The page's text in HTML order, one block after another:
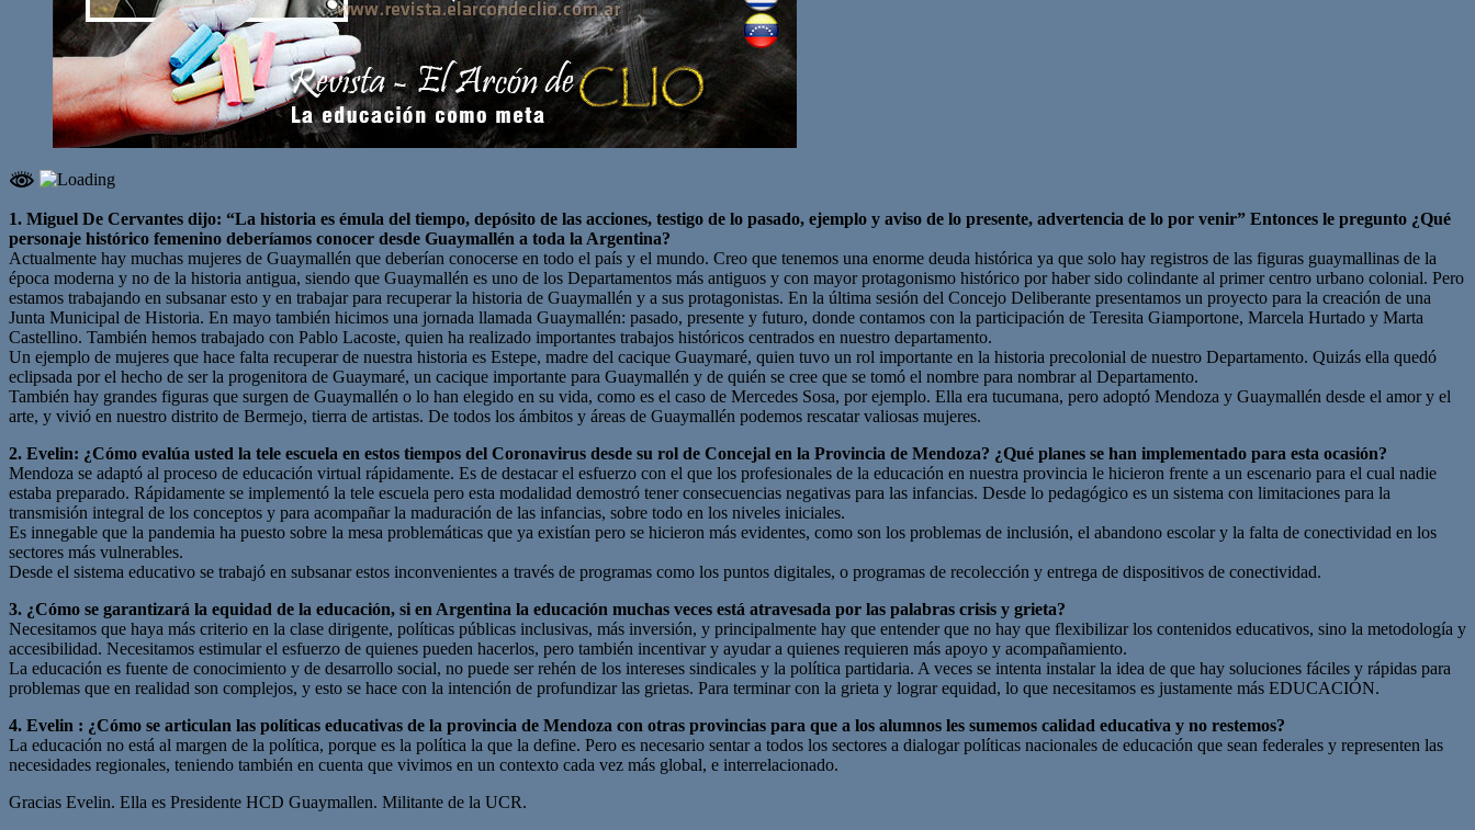
1. Miguel De Cervantes dijo: “La historia es émula del tiempo, depósito de las acciones, testigo de lo pasado, ejemplo y aviso de lo presente, advertencia de lo por venir” Entonces le pregunto ¿Qué
personaje histórico femenino deberíamos conocer desde Guaymallén a toda la Argentina?
Actualmente hay muchas mujeres de Guaymallén que deberían conocerse en todo el país y el mundo. Creo que tenemos una enorme deuda histórica ya que solo hay registros de las figuras guaymallinas de la
época moderna y no de la historia antigua, siendo que Guaymallén es uno de los Departamentos más antiguos y con mayor protagonismo histórico por haber sido colindante al primer centro urbano colonial. Pero
estamos trabajando en subsanar esto y en trabajar para recuperar la historia de Guaymallén y a sus protagonistas. En la última sesión del Concejo Deliberante presentamos un proyecto para la creación de una
Junta Municipal de Historia. En mayo también hicimos una jornada llamada Guaymallén: pasado, presente y futuro, donde contamos con la participación de Teresita Giamportone, Marcela Hurtado y Marta
Castellino. También hemos trabajado con Pablo Lacoste, quien ha realizado importantes trabajos históricos centrados en nuestro departamento.
Un ejemplo de mujeres que hace falta recuperar de nuestra historia es Estepe, madre del cacique Guaymaré, quien tuvo un rol importante en la historia precolonial de nuestro Departamento. Quizás ella quedó
eclipsada por el hecho de ser la progenitora de Guaymaré, un cacique importante para Guaymallén y de quién se cree que se tomó el nombre para nombrar al Departamento.
También hay grandes figuras que surgen de Guaymallén o lo han elegido en su vida, como es el caso de Mercedes Sosa, por ejemplo. Ella era tucumana, pero adoptó Mendoza y Guaymallén desde el amor y el
arte, y vivió en nuestro distrito de Bermejo, tierra de artistas. De todos los ámbitos y áreas de Guaymallén podemos rescatar valiosas mujeres.
2. Evelin: ¿Cómo evalúa usted la tele escuela en estos tiempos del Coronavirus desde su rol de Concejal en la Provincia de Mendoza? ¿Qué planes se han implementado para esta ocasión?
Mendoza se adaptó al proceso de educación virtual rápidamente. Es de destacar el esfuerzo con el que los profesionales de la educación en nuestra provincia le hicieron frente a un escenario para el cual nadie
estaba preparado. Rápidamente se implementó la tele escuela pero esta modalidad demostró tener consecuencias negativas para las infancias. Desde lo pedagógico es un sistema con limitaciones para la
transmisión integral de los conceptos y para acompañar la maduración de las infancias, sobre todo en los niveles iniciales.
Es innegable que la pandemia ha puesto sobre la mesa problemáticas que ya existían pero se hicieron más evidentes, como son los problemas de inclusión, el abandono escolar y la falta de conectividad en los
sectores más vulnerables.
Desde el sistema educativo se trabajó en subsanar estos inconvenientes a través de programas como los puntos digitales, o programas de recolección y entrega de dispositivos de conectividad.
3. ¿Cómo se garantizará la equidad de la educación, si en Argentina la educación muchas veces está atravesada por las palabras crisis y grieta?
Necesitamos que haya más criterio en la clase dirigente, políticas públicas inclusivas, más inversión, y principalmente hay que entender que no hay que flexibilizar los contenidos educativos, sino la metodología y
accesibilidad. Necesitamos estimular el esfuerzo de quienes pueden hacerlos, pero también incentivar y ayudar a quienes requieren más apoyo y acompañamiento.
La educación es fuente de conocimiento y de desarrollo social, no puede ser rehén de los intereses sindicales y la política partidaria. A veces se intenta instalar la idea de que hay soluciones fáciles y rápidas para
problemas que en realidad son complejos, y esto se hace con la intención de profundizar las grietas. Para terminar con la grieta y lograr equidad, lo que necesitamos es justamente más EDUCACIÓN.
4. Evelin : ¿Cómo se articulan las políticas educativas de la provincia de Mendoza con otras provincias para que a los alumnos les sumemos calidad educativa y no restemos?
La educación no está al margen de la política, porque es la política la que la define. Pero es necesario sentar a todos los sectores a dialogar políticas nacionales de educación que sean federales y representen las
necesidades regionales, teniendo también en cuenta que vivimos en un contexto cada vez más global, e interrelacionado.
Gracias Evelin. Ella es Presidente HCD Guaymallen. Militante de la UCR.